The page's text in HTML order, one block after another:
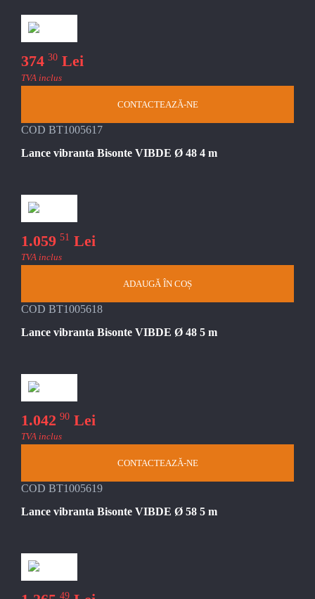
374 30 Lei
TVA inclus
CONTACTEAZĂ-NE
COD BT1005617
Lance vibranta Bisonte VIBDE Ø 48 4 m
1.059 51 Lei
TVA inclus
ADAUGĂ ÎN COȘ
COD BT1005618
Lance vibranta Bisonte VIBDE Ø 48 5 m
1.042 90 Lei
TVA inclus
CONTACTEAZĂ-NE
COD BT1005619
Lance vibranta Bisonte VIBDE Ø 58 5 m
49